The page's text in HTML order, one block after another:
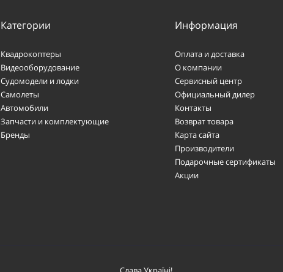
Категории
Квадрокоптеры
Видеооборудование
Судомодели и лодки
Самолеты
Автомобили
Запчасти и комплектующие
Бренды
Информация
Оплата и доставка
О компании
Сервисный центр
Официальный дилер
Контакты
Возврат товара
Карта сайта
Производители
Подарочные сертификаты
Акции